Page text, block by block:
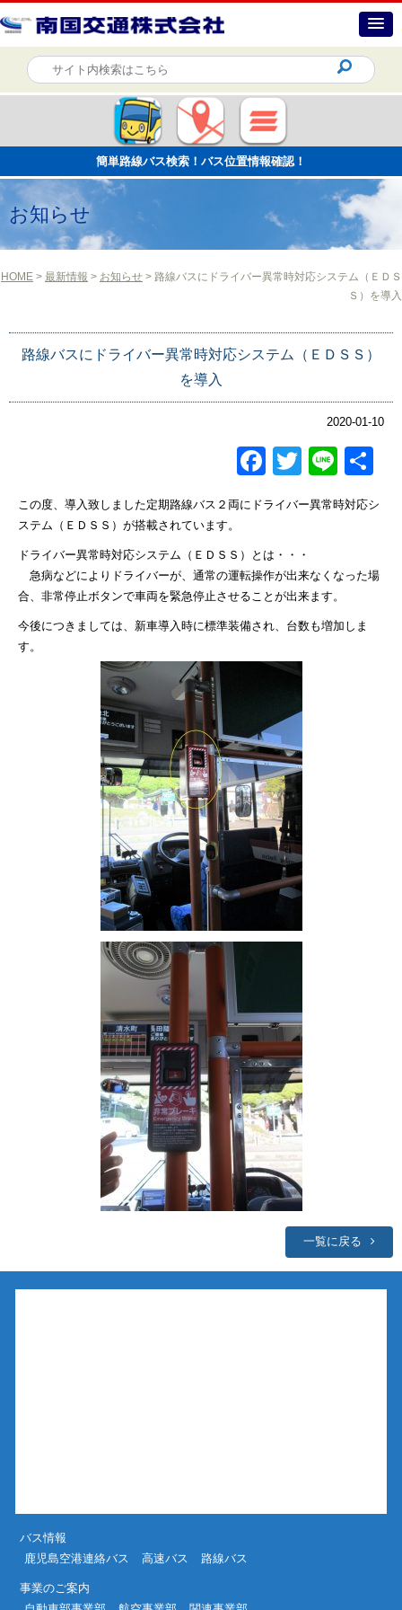
簡単路線バス検索！バス位置情報確認！
お知らせ
HOME > 最新情報 > お知らせ > 路線バスにドライバー異常時対応システム（ＥＤＳ
Ｓ）を導入
路線バスにドライバー異常時対応システム（ＥＤＳＳ）
を導入
2020-01-10
Facebook
Twitter
Line
この度、導入致しました定期路線バス２両にドライバー異常時対応シ
ステム（ＥＤＳＳ）が搭載されています。
ドライバー異常時対応システム（ＥＤＳＳ）とは・・・
急病などによりドライバーが、通常の運転操作が出来なくなった場
合、非常停止ボタンで車両を緊急停止させることが出来ます。
今後につきましては、新車導入時に標準装備され、台数も増加しま
す。
一覧に戻る
バス情報
鹿児島空港連絡バス
高速バス 路線バス
事業のご案内